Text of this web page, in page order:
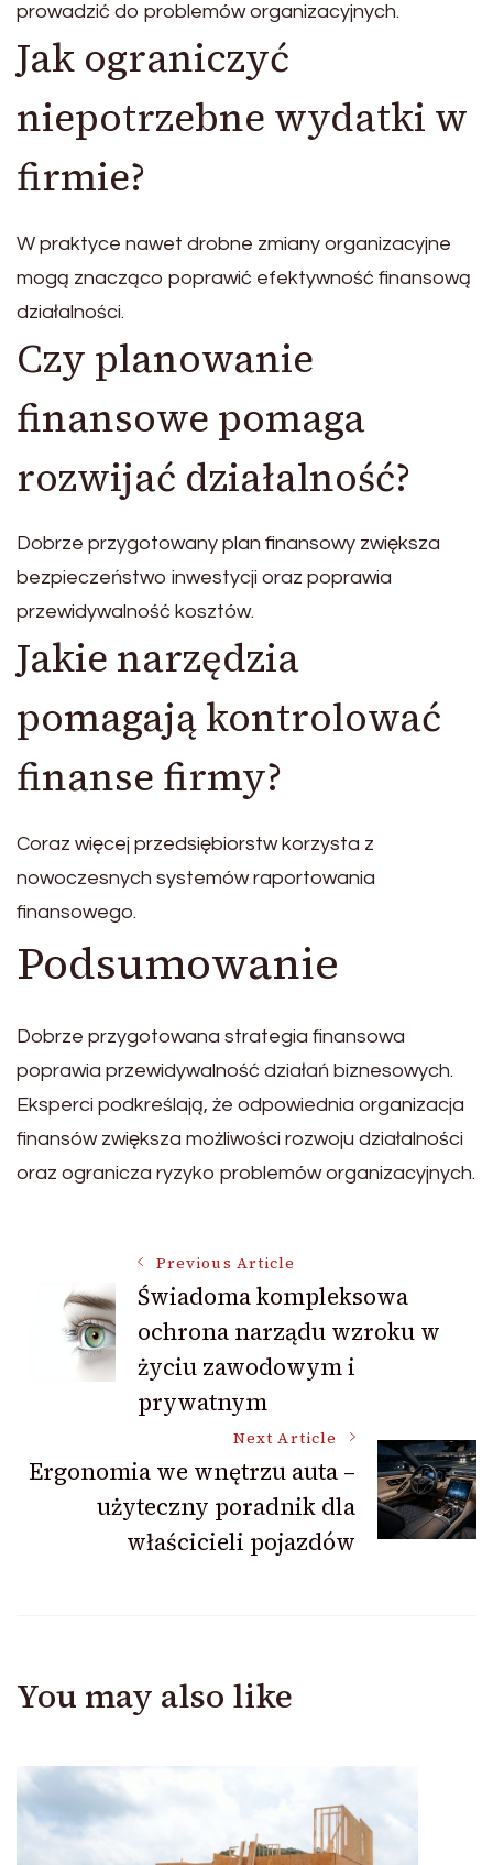
prowadzić do problemów organizacyjnych.
Jak ograniczyć
niepotrzebne wydatki w
firmie?
W praktyce nawet drobne zmiany organizacyjne
mogą znacząco poprawić efektywność finansową
działalności.
Czy planowanie
finansowe pomaga
rozwijać działalność?
Dobrze przygotowany plan finansowy zwiększa
bezpieczeństwo inwestycji oraz poprawia
przewidywalność kosztów.
Jakie narzędzia
pomagają kontrolować
finanse firmy?
Coraz więcej przedsiębiorstw korzysta z
nowoczesnych systemów raportowania
finansowego.
Podsumowanie
Dobrze przygotowana strategia finansowa
poprawia przewidywalność działań biznesowych.
Eksperci podkreślają, że odpowiednia organizacja
finansów zwiększa możliwości rozwoju działalności
oraz ogranicza ryzyko problemów organizacyjnych.
Post
Navigation
Previous Article
Świadoma kompleksowa
ochrona narządu wzroku w
życiu zawodowym i
prywatnym
Next Article
Ergonomia we wnętrzu auta –
użyteczny poradnik dla
właścicieli pojazdów
You may also like